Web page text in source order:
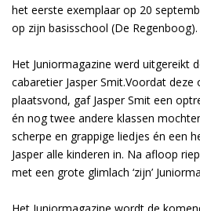
het eerste exemplaar op 20
op zijn basisschool (De Regenboog).
Het Juniormagazine werd uitgereikt
cabaretier Jasper Smit.Voordat
plaatsvond, gaf Jasper Smit een
én nog twee andere klassen
scherpe en grappige liedjes én een
Jasper alle kinderen in. Na afloop
met een grote glimlach ‘zijn’